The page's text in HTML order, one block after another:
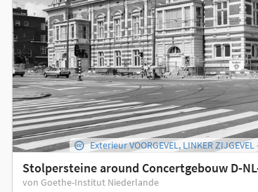
Exterieur VOORGEVEL, LINKER
Stolpersteine around Concertgebouw D-
von Goethe-Institut Niederlande